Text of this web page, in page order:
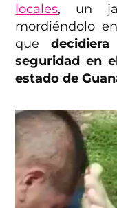
locales, un
mordiéndolo
que
seguridad en
estado de